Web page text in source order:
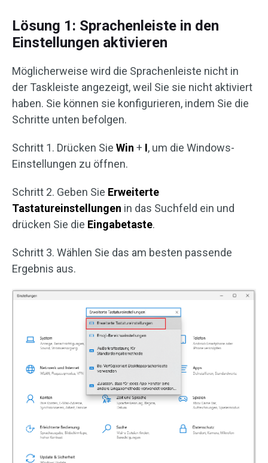
Lösung 1: Sprachenleiste in den
Einstellungen aktivieren
Möglicherweise wird die Sprachenleiste nicht in
der Taskleiste angezeigt, weil Sie sie nicht aktiviert
haben. Sie können sie konfigurieren, indem Sie die
Schritte unten befolgen.
Schritt 1. Drücken Sie Win + I, um die Windows-
Einstellungen zu öffnen.
Schritt 2. Geben Sie Erweiterte
Tastatureinstellungen in das Suchfeld ein und
drücken Sie die Eingabetaste.
Schritt 3. Wählen Sie das am besten passende
Ergebnis aus.